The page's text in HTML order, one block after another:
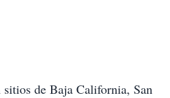
de Baja California, San